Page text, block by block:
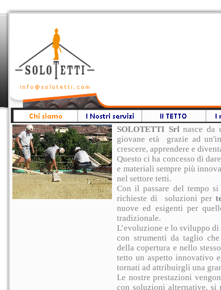
SOLOTETTI Srlnasce da
giovane età grazie ad
crescere, apprendere e
Questo ci ha concesso di
e materiali sempre più
nel settore tetti.
Con il passare del tempo
richieste di soluzioni per
nuove ed esigenti per
tradizionale.
L’evoluzione e lo sviluppo
con strumenti da taglio
della copertura e nello
tetto un aspetto innovativo
tornati ad attribuirgli una
Le nostre prestazioni
con soluzioni alternative,